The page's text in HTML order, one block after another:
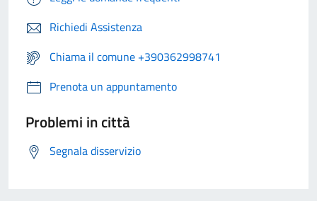
Richiedi Assistenza
Chiama il comune +390362998741
Prenota un appuntamento
Problemi in città
Segnala disservizio